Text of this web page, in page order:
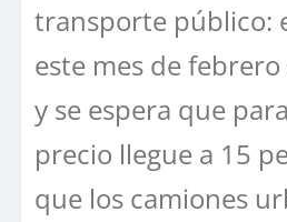
transporte público:
este mes de
y se espera que
precio llegue a 15
que los camiones